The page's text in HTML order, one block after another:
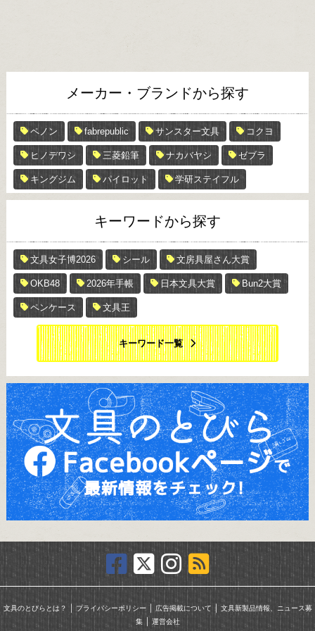
メーカー・ブランドから探す
ペノン fabrepublic サンスター文具 コクヨ
ヒノデワシ 三菱鉛筆 ナカバヤシ ゼブラ
キングジム パイロット 学研ステイフル
キーワードから探す
文具女子博2026 シール 文房具屋さん大賞
OKB48 2026年手帳 日本文具大賞 Bun2大賞
ペンケース 文具王
キーワード一覧
文具のとびらとは？ ｜ プライバシーポリシー｜ 広告掲載について ｜ 文具新製品情報、ニュース募
集｜ 運営会社